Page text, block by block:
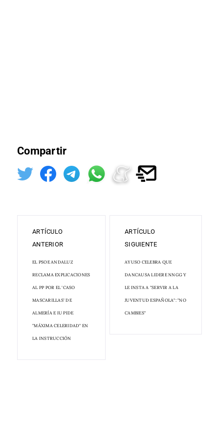
Compartir
ARTÍCULO
ANTERIOR
EL PSOE ANDALUZ
RECLAMA EXPLICACIONES
AL PP POR EL 'CASO
MASCARILLAS' DE
ALMERÍA E IU PIDE
"MÁXIMA CELERIDAD" EN
LA INSTRUCCIÓN
ARTÍCULO
SIGUIENTE
AYUSO CELEBRA QUE
DANCAUSA LIDERE NNGG Y
LE INSTA A "SERVIR A LA
JUVENTUD ESPAÑOLA": "NO
CAMBIES"